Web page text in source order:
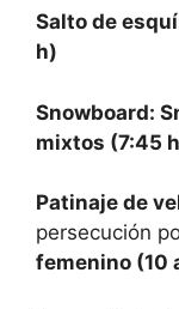
Salto de
h)
Snowboard:
mixtos (7:45
Patinaje de
persecución
femenino (10